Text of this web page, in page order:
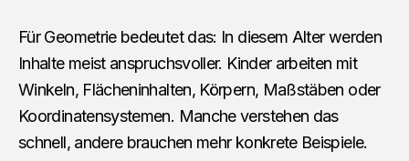
Für Geometrie bedeutet das: In diesem Alter werden
Inhalte meist anspruchsvoller. Kinder arbeiten mit
Winkeln, Flächeninhalten, Körpern, Maßstäben oder
Koordinatensystemen. Manche verstehen das
schnell, andere brauchen mehr konkrete Beispiele.